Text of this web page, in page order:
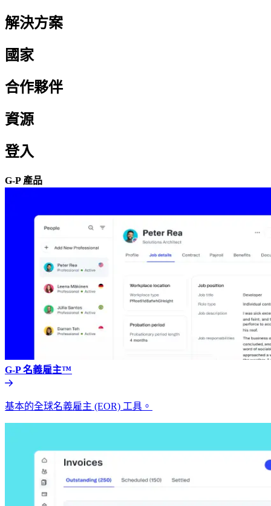
解決方案​​
國家​​
合作夥伴​​
資源​​
登入​​
G-P 產品​​
G-P 名義雇主™​​
基本的全球名義雇主 (EOR) 工具。​​